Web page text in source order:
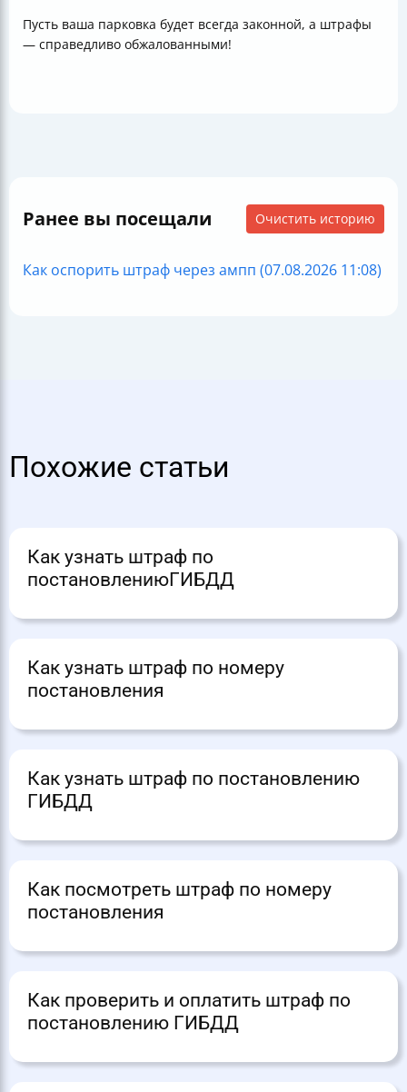
Пусть ваша парковка будет всегда законной, а штрафы
— справедливо обжалованными!
Ранее вы посещали Очистить историю
Как оспорить штраф через ампп (07.08.2026 11:08)
Похожие статьи
Как узнать штраф по
постановлениюГИБДД
Как узнать штраф по номеру
постановления
Как узнать штраф по постановлению
ГИБДД
Как посмотреть штраф по номеру
постановления
Как проверить и оплатить штраф по
постановлению ГИБДД